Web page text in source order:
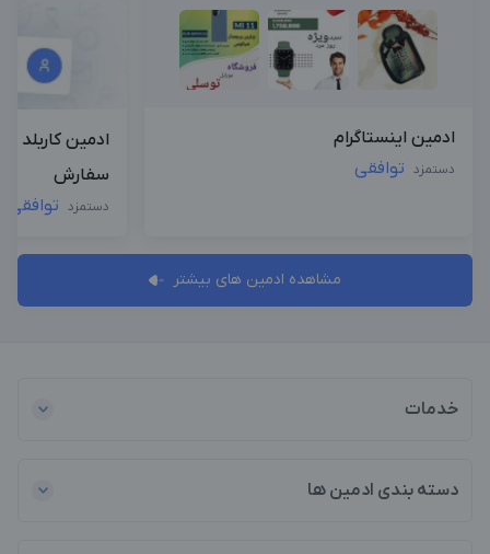
ادمین اینستاگرام
دستمزد توافقی
ادمین کاربلد
سفارش
دستمزد توافقی
مشاهده ادمین های بیشتر
خدمات
دسته بندی ادمین ها